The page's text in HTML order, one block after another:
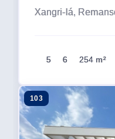
Xangri-lá,
5 6 254 m²
103